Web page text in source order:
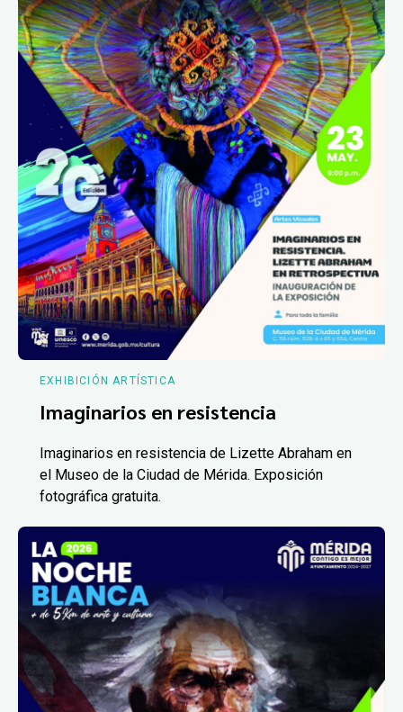
EXHIBICIÓN ARTÍSTICA
Imaginarios en resistencia
Imaginarios en resistencia de Lizette Abraham en
el Museo de la Ciudad de Mérida. Exposición
fotográfica gratuita.